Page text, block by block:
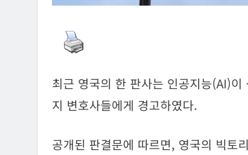
최근 영국의 한 판사는 인공지능(AI)
지 변호사들에게 경고하였다.
공개된 판결문에 따르면, 영국의 빅